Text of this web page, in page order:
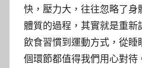
快，壓力大，往往忽略了
體質的過程，其實就是重
飲食習慣到運動方式，從
個環節都值得我們用心對